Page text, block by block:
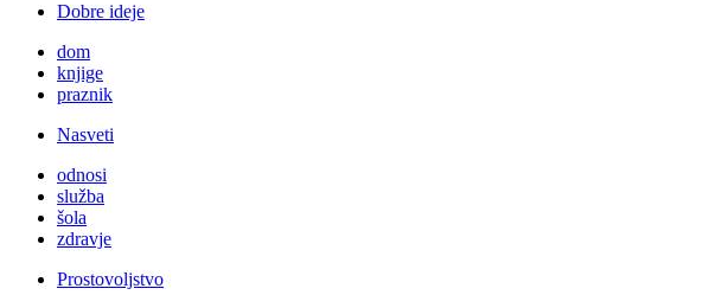
Dobre ideje
dom
knjige
praznik
Nasveti
odnosi
služba
šola
zdravje
Prostovoljstvo